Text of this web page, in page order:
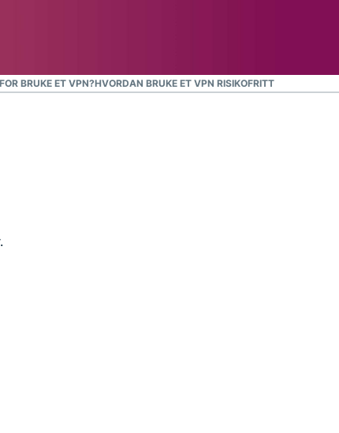
BRUKE ET VPN?HVORDAN BRUKE ET VPN RISIKOFRITT